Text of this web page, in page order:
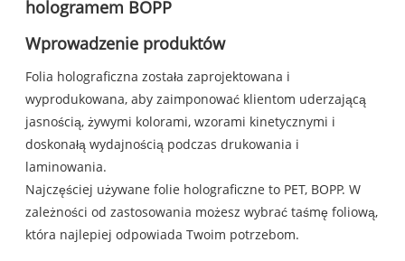
hologramem BOPP
Wprowadzenie produktów
Folia holograficzna została zaprojektowana i
wyprodukowana, aby zaimponować klientom uderzającą
jasnością, żywymi kolorami, wzorami kinetycznymi i
doskonałą wydajnością podczas drukowania i
laminowania.
Najczęściej używane folie holograficzne to PET, BOPP. W
zależności od zastosowania możesz wybrać taśmę foliową,
która najlepiej odpowiada Twoim potrzebom.